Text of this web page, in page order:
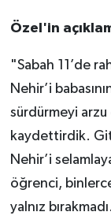
Özel'in
"Sabah 11’de
Nehir’i
sürdürmeyi
kaydettirdik.
Nehir’i
öğrenci,
yalnız